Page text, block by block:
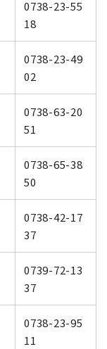
0738-23-55
18
0738-23-49
02
0738-63-20
51
0738-65-38
50
0738-42-17
37
0739-72-13
37
0738-23-95
11